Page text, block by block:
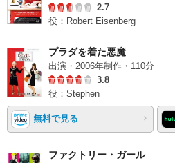
2.7
役：Robert Eisenberg
プラダを着た悪魔
出演・2006年制作・110分
3.8
役：Stephen
無料で見る
ファクトリー・ガール